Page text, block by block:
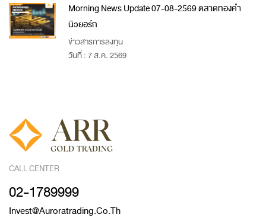
Morning News Update 07-08-2569 ตลาดทองคำ
นิวยอร์ก
ข่าวสารการลงทุน
วันที่ : 7 ส.ค. 2569
CALL CENTER
02-1789999
Invest@auroratrading.co.th